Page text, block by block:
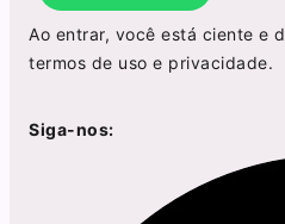
Ao entrar, você está ciente e
termos de uso e privacidade.
Siga-nos: